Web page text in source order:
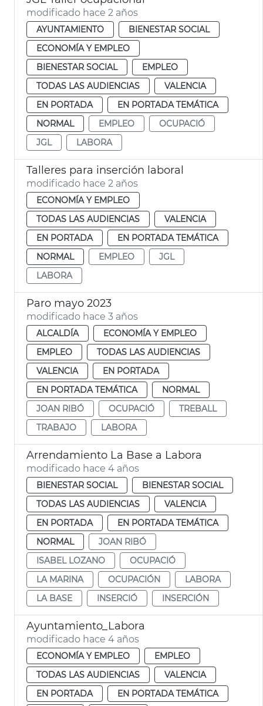
modificado hace 2 años
AYUNTAMIENTO
BIENESTAR SOCIAL
ECONOMÍA Y EMPLEO
BIENESTAR SOCIAL
EMPLEO
TODAS LAS AUDIENCIAS
VALENCIA
EN PORTADA
EN PORTADA TEMÁTICA
NORMAL
EMPLEO
OCUPACIÓ
JGL
LABORA
Talleres para inserción laboral
modificado hace 2 años
ECONOMÍA Y EMPLEO
TODAS LAS AUDIENCIAS
VALENCIA
EN PORTADA
EN PORTADA TEMÁTICA
NORMAL
EMPLEO
JGL
LABORA
Paro mayo 2023
modificado hace 3 años
ALCALDÍA
ECONOMÍA Y EMPLEO
EMPLEO
TODAS LAS AUDIENCIAS
VALENCIA
EN PORTADA
EN PORTADA TEMÁTICA
NORMAL
JOAN RIBÓ
OCUPACIÓ
TREBALL
TRABAJO
LABORA
Arrendamiento La Base a Labora
modificado hace 4 años
BIENESTAR SOCIAL
BIENESTAR SOCIAL
TODAS LAS AUDIENCIAS
VALENCIA
EN PORTADA
EN PORTADA TEMÁTICA
NORMAL
JOAN RIBÓ
ISABEL LOZANO
OCUPACIÓ
LA MARINA
OCUPACIÓN
LABORA
LA BASE
INSERCIÓ INSERCIÓN
Ayuntamiento_Labora
modificado hace 4 años
ECONOMÍA Y EMPLEO
EMPLEO
TODAS LAS AUDIENCIAS
VALENCIA
EN PORTADA
EN PORTADA TEMÁTICA